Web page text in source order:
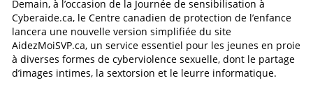
Demain, à l’occasion de la Journée de sensibilisation à
Cyberaide.ca, le Centre canadien de protection de l’enfance
lancera une nouvelle version simplifiée du site
AidezMoiSVP.ca, un service essentiel pour les jeunes en proie
à diverses formes de cyberviolence sexuelle, dont le partage
d’images intimes, la sextorsion et le leurre informatique.